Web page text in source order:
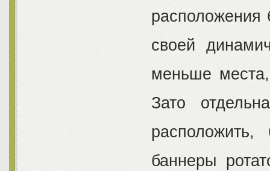
расположения
своей
меньше
Зато
баннеры